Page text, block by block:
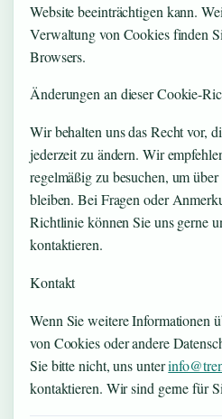
Website beeinträchtigen kann.
Verwaltung von Cookies finden
Browsers.
Änderungen an dieser Cookie-
Wir behalten uns das Recht vor,
jederzeit zu ändern. Wir
regelmäßig zu besuchen, um
bleiben. Bei Fragen oder
Richtlinie können Sie uns gerne
kontaktieren.
Kontakt
Wenn Sie weitere Informationen
von Cookies oder andere
Sie bitte nicht, uns unter
kontaktieren. Wir sind gerne für